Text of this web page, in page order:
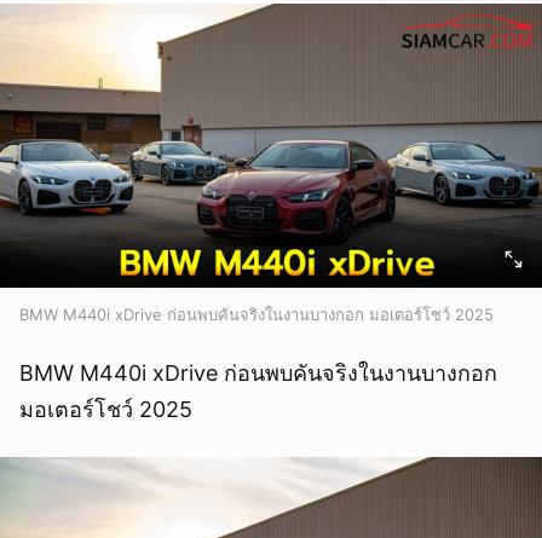
BMW M440i xDrive ก่อนพบคันจริงในงานบางกอก มอเตอร์โชว์ 2025
BMW M440i xDrive ก่อนพบคันจริงในงานบางกอก
มอเตอร์โชว์ 2025